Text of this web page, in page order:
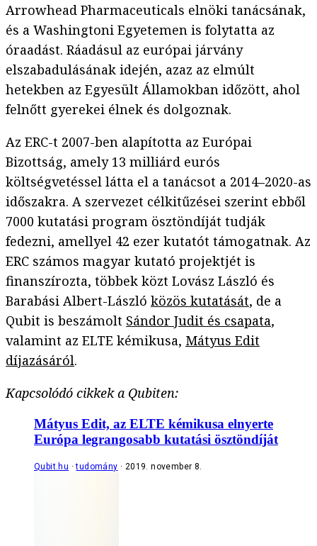
Arrowhead Pharmaceuticals elnöki tanácsának,
és a Washingtoni Egyetemen is folytatta az
óraadást. Ráadásul az európai járvány
elszabadulásának idején, azaz az elmúlt
hetekben az Egyesült Államokban időzött, ahol
felnőtt gyerekei élnek és dolgoznak.
Az ERC-t 2007-ben alapította az Európai
Bizottság, amely 13 milliárd eurós
költségvetéssel látta el a tanácsot a 2014–2020-as
időszakra. A szervezet célkitűzései szerint ebből
7000 kutatási program ösztöndíját tudják
fedezni, amellyel 42 ezer kutatót támogatnak. Az
ERC számos magyar kutató projektjét is
finanszírozta, többek közt Lovász László és
Barabási Albert-László közös kutatását, de a
Qubit is beszámolt Sándor Judit és csapata,
valamint az ELTE kémikusa, Mátyus Edit
díjazásáról.
Kapcsolódó cikkek a Qubiten:
Mátyus Edit, az ELTE kémikusa elnyerte
Európa legrangosabb kutatási ösztöndíját
Qubit.hu tudomány 2019. november 8.